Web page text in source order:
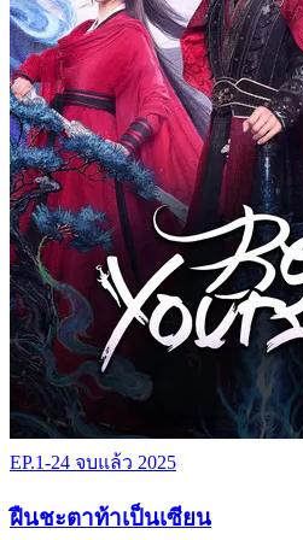
EP.1-24 จบแล้ว 2025
ฝืนชะตาท้าเป็นเซียน